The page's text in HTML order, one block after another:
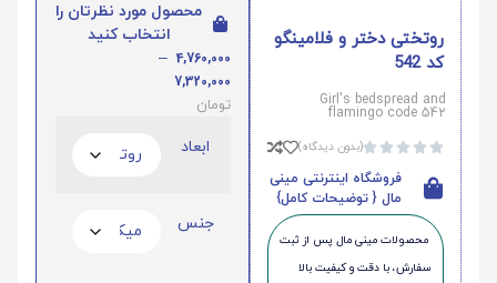
روتختی دختر و فلامینگو
کد 542
Girl's bedspread and
flamingo code 542




(بدون دیدگاه)
فروشگاه اینترنتی مینی
مال { توضیحات کامل}
محصولات مینی‌ مال پس از ثبت
سفارش، با دقت و کیفیت بالا
محصول مورد نظرتان را
انتخاب کنید
4,760,000
–
7,320,000
تومان
ابعاد
جنس